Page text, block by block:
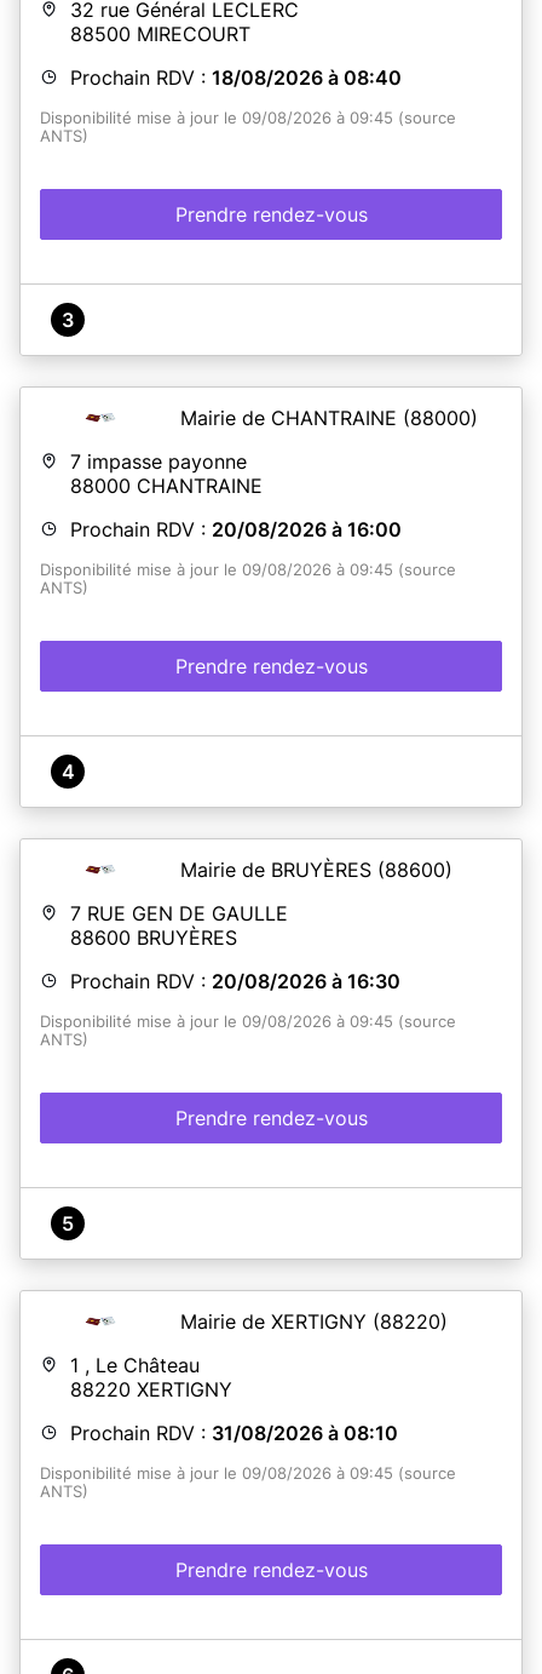
32 rue Général LECLERC
88500 MIRECOURT
Prochain RDV : 18/08/2026 à 08:40
Disponibilité mise à jour le 09/08/2026 à 09:45 (source
ANTS)
Prendre rendez-vous
3
Mairie de CHANTRAINE (88000)
7 impasse payonne
88000 CHANTRAINE
Prochain RDV : 20/08/2026 à 16:00
Disponibilité mise à jour le 09/08/2026 à 09:45 (source
ANTS)
Prendre rendez-vous
4
Mairie de BRUYÈRES (88600)
7 RUE GEN DE GAULLE
88600 BRUYÈRES
Prochain RDV : 20/08/2026 à 16:30
Disponibilité mise à jour le 09/08/2026 à 09:45 (source
ANTS)
Prendre rendez-vous
5
Mairie de XERTIGNY (88220)
1 , Le Château
88220 XERTIGNY
Prochain RDV : 31/08/2026 à 08:10
Disponibilité mise à jour le 09/08/2026 à 09:45 (source
ANTS)
Prendre rendez-vous